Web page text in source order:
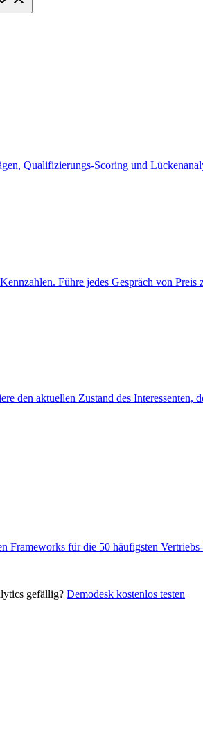
Qualifizierungs-Scoring und
Führe jedes Gespräch von
den aktuellen Zustand des
Frameworks für die 50 häufigsten
gefällig? Demodesk kostenlos testen